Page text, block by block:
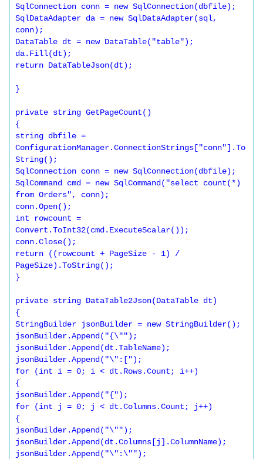
SqlConnection conn = new SqlConnection(dbfile);
SqlDataAdapter da = new SqlDataAdapter(sql,
conn);
DataTable dt = new DataTable("table");
da.Fill(dt);
return DataTableJson(dt);
}
private string GetPageCount()
{
string dbfile =
ConfigurationManager.ConnectionStrings["conn"].To
String();
SqlConnection conn = new SqlConnection(dbfile);
SqlCommand cmd = new SqlCommand("select count(*)
from Orders", conn);
conn.Open();
int rowcount =
Convert.ToInt32(cmd.ExecuteScalar());
conn.Close();
return ((rowcount + PageSize - 1) /
PageSize).ToString();
}
private string DataTable2Json(DataTable dt)
{
StringBuilder jsonBuilder = new StringBuilder();
jsonBuilder.Append("{\"");
jsonBuilder.Append(dt.TableName);
jsonBuilder.Append("\":[");
for (int i = 0; i < dt.Rows.Count; i++)
{
jsonBuilder.Append("{");
for (int j = 0; j < dt.Columns.Count; j++)
{
jsonBuilder.Append("\"");
jsonBuilder.Append(dt.Columns[j].ColumnName);
jsonBuilder.Append("\":\"");